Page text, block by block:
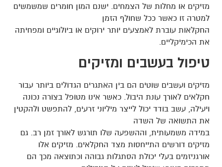
מזיקים או מחלות של הצמחים. ישנם המון חומרים שמשמשים
למטרה זו כאשר ככל שחולף הזמן
החקלאות עוברת לאמצעים יותר ירוקים או ביולוגיים ומפחיתה
את הכימיקליים.
טיפול בעשבים ומזיקים
מזיקים ועשבים שוטים הם בין האתגרים הגדולים ביותר עבור
חקלאים לאורך עונת היבול. כאשר אינו מטופל בצורה נכונה
ויעילה, עשב בודד יכול לייצר מיליוני זרעים, להתפשט ולהקטין
את התשואה של השדה
במידה משמעותית, וההשפעה שלו תורגש לאורך זמן רב. גם
מזיקים דורשים התייחסות מצד החקלאים. מזיקים אלו
אורגניזמים בעלי יכולת הסתגלות גבוהה וכתוצאה מכך הם